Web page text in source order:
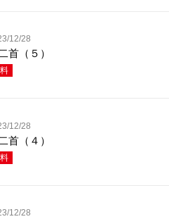
12/28
首（５）
12/28
首（４）
12/28